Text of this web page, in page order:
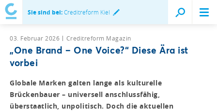
Sie sind bei:Creditreform Kiel
03. Februar 2026 Creditreform Magazin
„One Brand – One Voice?“ Diese Ära ist
vorbei
Globale Marken galten lange als kulturelle
Brückenbauer – universell anschlussfähig,
überstaatlich, unpolitisch. Doch die aktuellen